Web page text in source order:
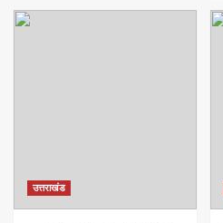
उत्तराखंड